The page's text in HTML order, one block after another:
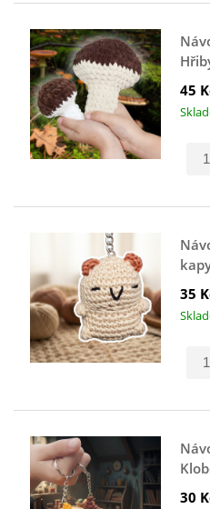
45
35
30